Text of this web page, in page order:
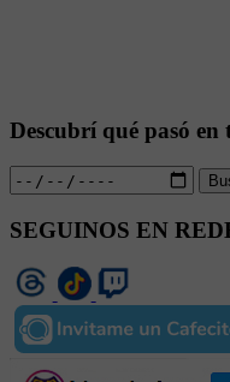
Descubrí qué pasó en
SEGUINOS EN